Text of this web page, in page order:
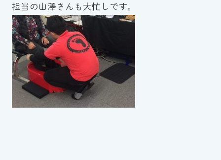
担当の山澤さんも大忙しです。